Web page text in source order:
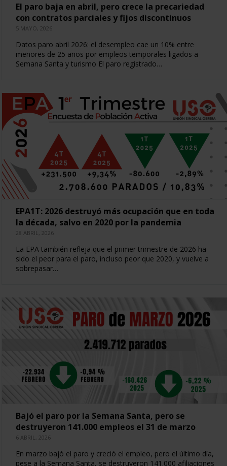
El paro baja en abril, pero crece la precariedad
con contratos parciales y fijos discontinuos
5 MAYO, 2026
Datos paro abril 2026: el desempleo cae un 10% entre
menores de 25 años por empleos temporales ligados a
Semana Santa y turismo El paro registrado…
EPA1T: 2026 destruyó más ocupación que en toda
la década, salvo en 2020 por la pandemia
28 ABRIL, 2026
La EPA también refleja que el primer trimestre de 2026 ha
sido el peor para el paro, incluso peor que 2020, y vuelve a
sobrepasar…
Bajó el paro por la Semana Santa, pero se
destruyeron 141.000 empleos el 31 de marzo
6 ABRIL, 2026
En marzo bajó el paro y creció el empleo, pero el último día,
pese a la Semana Santa, se destruyeron 141.000 afiliaciones